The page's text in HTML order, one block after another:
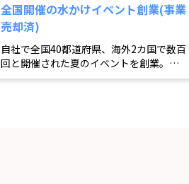
全国開催の水かけイベント創業(事業
売却済)
自社で全国40都道府県、海外2カ国で数百
回と開催された夏のイベントを創業。売
却済み。